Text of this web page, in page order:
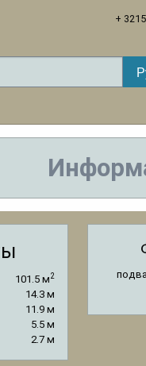
+
101.5 м2
14.3 м
11.9 м
5.5 м
2.7 м